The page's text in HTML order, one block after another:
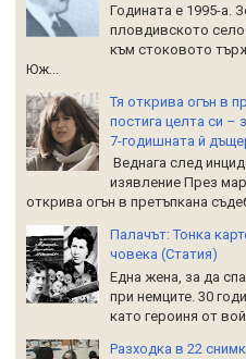
Годината е 1995-а.
пловдивското
към стоковото
Юж...
Тя открива огън в
постига целта си –
7-годишната й
Веднага след
изявление През
открива огън в претъпкана
Палачът: Тонка
човека (Статия)
Една жена, за да
при немците. 30
като героиня от
Разходка в 22